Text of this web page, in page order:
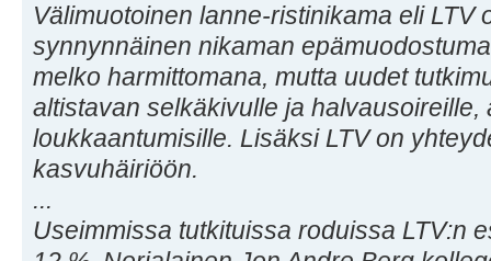
Välimuotoinen lanne-ristinikama eli LTV
synnynnäinen nikaman
melko harmittomana, mutta uudet
altistavan selkäkivulle ja halvausoireille,
loukkaantumisille. Lisäksi LTV on
kasvuhäiriöön.
...
Useimmissa tutkituissa roduissa LTV:n